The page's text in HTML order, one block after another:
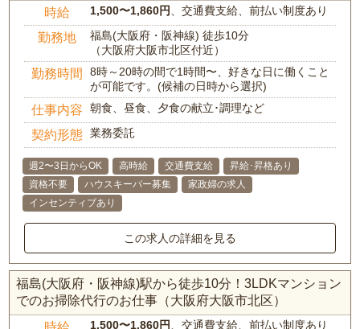
時給 1,500〜1,860円 、交通費支給、前払い制度あり
勤務地
福島(大阪府・阪神線) 徒歩10分
（大阪府大阪市北区付近）
勤務時間
8時～20時の間で1時間〜、好きな日に働くこと
が可能です。(候補の日時から選択)
仕事内容 朝食、昼食、夕食の献立･調理など
契約形態 業務委託
週2〜3日からOK 高時給 交通費支給
昇給･昇格あり
資格不要
ハウスキーパー募集
家政婦の求人
インセンティブあり
この求人の詳細を見る
福島(大阪府・阪神線)駅から徒歩10分！3LDKマンション
でのお掃除代行のお仕事（大阪府大阪市北区）
1,500〜1,860円 、交通費支給、前払い制度あり